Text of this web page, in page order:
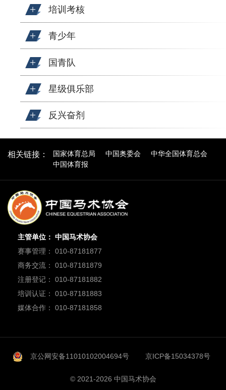
培训考核
青少年
国青队
星级俱乐部
反兴奋剂
相关链接： 国家体育总局 中国奥委会
中华全国体育总会
中国体育报
主管单位： 中国马术协会
赛事管理： 010-87181877
商务交流： 010-87181879
注册登记： 010-87181882
培训认证： 010-87181883
媒体合作： 010-87181858
京公网安备11010102004694号 京ICP备15034378号
© 2021-2026 中国马术协会